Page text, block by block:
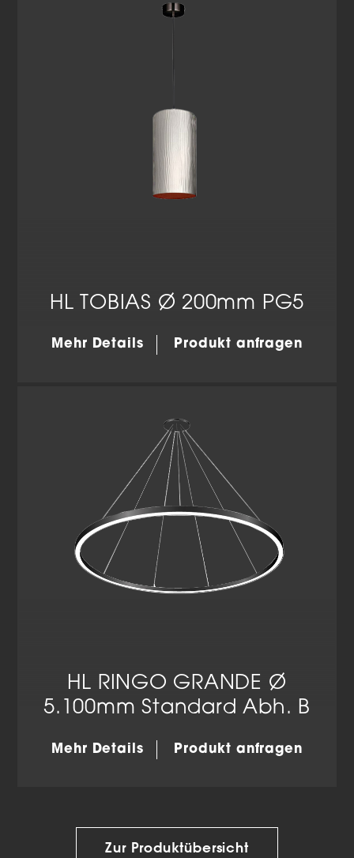
HL TOBIAS Ø 200mm PG5
Mehr Details Produkt anfragen
HL RINGO GRANDE Ø
5.100mm Standard Abh. B
Mehr Details Produkt anfragen
Zur Produktübersicht